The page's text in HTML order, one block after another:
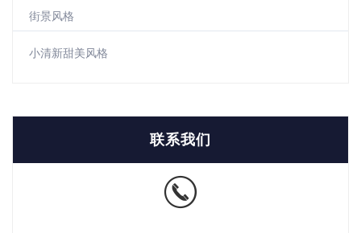
街景风格
小清新甜美风格
联系我们